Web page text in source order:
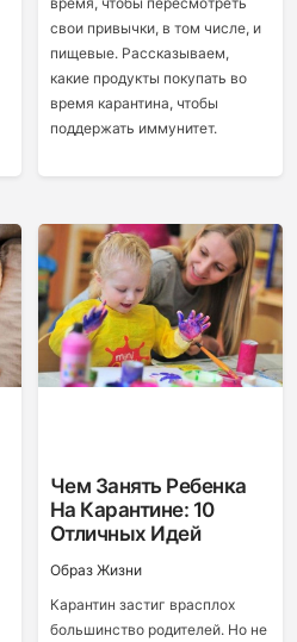
свои привычки, в том числе, и
пищевые. Рассказываем,
какие продукты покупать во
время карантина, чтобы
поддержать иммунитет.
Чем Занять Ребенка
На Карантине: 10
Отличных Идей
Образ Жизни
Карантин застиг врасплох
большинство родителей. Но не